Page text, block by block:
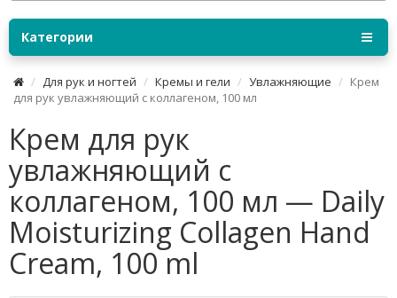
Категории
Для рук и ногтей Кремы и гели Увлажняющие
Крем
для рук увлажняющий с коллагеном, 100 мл
Крем для рук
увлажняющий с
коллагеном, 100 мл — Daily
Moisturizing Collagen Hand
Cream, 100 ml